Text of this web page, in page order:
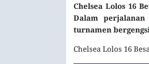
Chelsea Lolos 16
Dalam
turnamen
Chelsea Lolos 16